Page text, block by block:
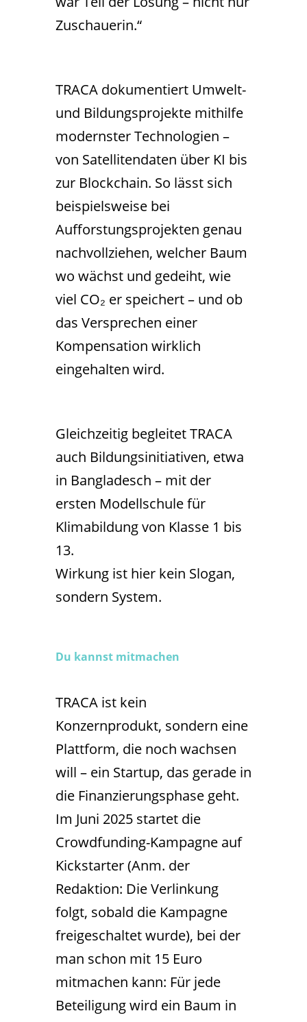
Zuschauerin.“
TRACA dokumentiert Umwelt-
und Bildungsprojekte mithilfe
modernster Technologien –
von Satellitendaten über KI bis
zur Blockchain. So lässt sich
beispielsweise bei
Aufforstungsprojekten genau
nachvollziehen, welcher Baum
wo wächst und gedeiht, wie
viel CO₂ er speichert – und ob
das Versprechen einer
Kompensation wirklich
eingehalten wird.
Gleichzeitig begleitet TRACA
auch Bildungsinitiativen, etwa
in Bangladesch – mit der
ersten Modellschule für
Klimabildung von Klasse 1 bis
13.
Wirkung ist hier kein Slogan,
sondern System.
Du kannst mitmachen
TRACA ist kein
Konzernprodukt, sondern eine
Plattform, die noch wachsen
will – ein Startup, das gerade in
die Finanzierungsphase geht.
Im Juni 2025 startet die
Crowdfunding-Kampagne auf
Kickstarter (Anm. der
Redaktion: Die Verlinkung
folgt, sobald die Kampagne
freigeschaltet wurde), bei der
man schon mit 15 Euro
mitmachen kann: Für jede
Beteiligung wird ein Baum in